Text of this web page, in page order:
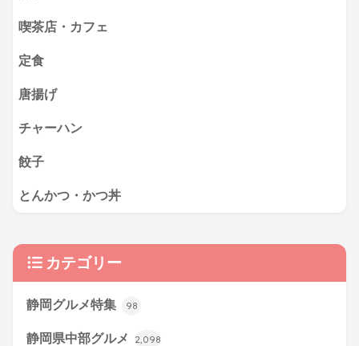
喫茶店・カフェ
定食
唐揚げ
チャーハン
餃子
とんかつ・かつ丼
カテゴリー
静岡グルメ特集 98
静岡県中部グルメ 2,098